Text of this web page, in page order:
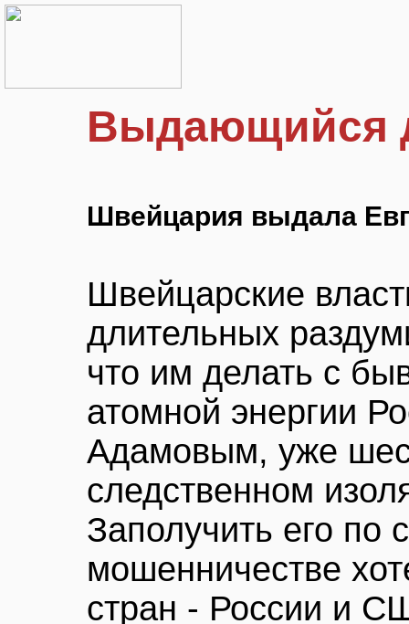
Выдающийся
Швейцария выдала
Швейцарские
длительных
что им делать с
атомной энергии
Адамовым, уже
следственном
Заполучить его по
мошенничестве
стран - России и